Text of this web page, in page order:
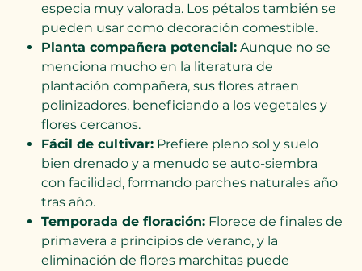
especia muy valorada. Los pétalos también se
pueden usar como decoración comestible.
Planta compañera potencial: Aunque no se
menciona mucho en la literatura de
plantación compañera, sus flores atraen
polinizadores, beneficiando a los vegetales y
flores cercanos.
Fácil de cultivar: Prefiere pleno sol y suelo
bien drenado y a menudo se auto-siembra
con facilidad, formando parches naturales año
tras año.
Temporada de floración: Florece de finales de
primavera a principios de verano, y la
eliminación de flores marchitas puede